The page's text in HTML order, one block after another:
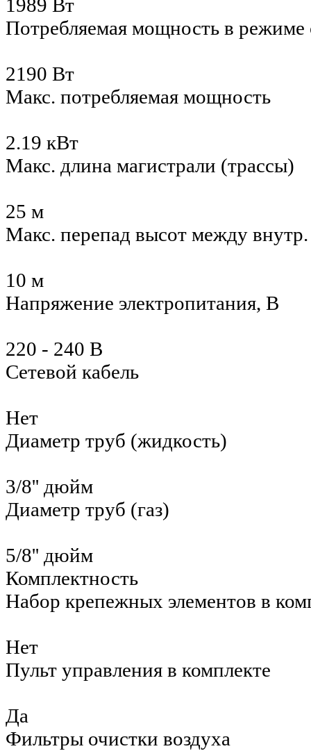
1989 Вт
Потребляемая мощность в режиме
2190 Вт
Макс. потребляемая мощность
2.19 кВт
Макс. длина магистрали (трассы)
25 м
Макс. перепад высот между
10 м
Напряжение электропитания, В
220 - 240 В
Сетевой кабель
Нет
Диаметр труб (жидкость)
3/8'' дюйм
Диаметр труб (газ)
5/8'' дюйм
Комплектность
Набор крепежных элементов в
Нет
Пульт управления в комплекте
Да
Фильтры очистки воздуха